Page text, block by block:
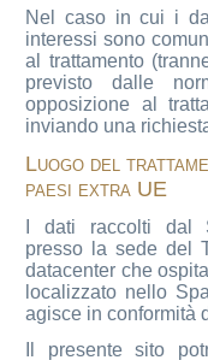
Nel caso in cui i
interessi sono
al trattamento
previsto dalle
opposizione al
inviando una
Luogo del
paesi extra UE
I dati raccolti dal
presso la sede del
datacenter che
localizzato nello
agisce in conformità
Il presente sito